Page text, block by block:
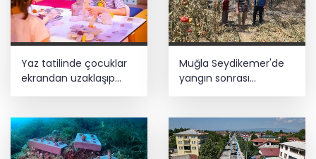
Yaz tatilinde çocuklar
ekrandan uzaklaşıp
hareketle buluşuyor
Muğla Seydikemer'de
yangın sonrası
seferberlik